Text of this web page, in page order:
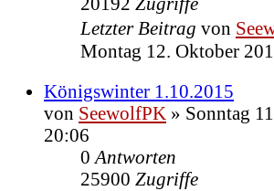
Letzter Beitrag von
Montag 12. Oktober
Königswinter 1.10.2015
von SeewolfPK » Sonntag
20:06
0 Antworten
25900 Zugriffe